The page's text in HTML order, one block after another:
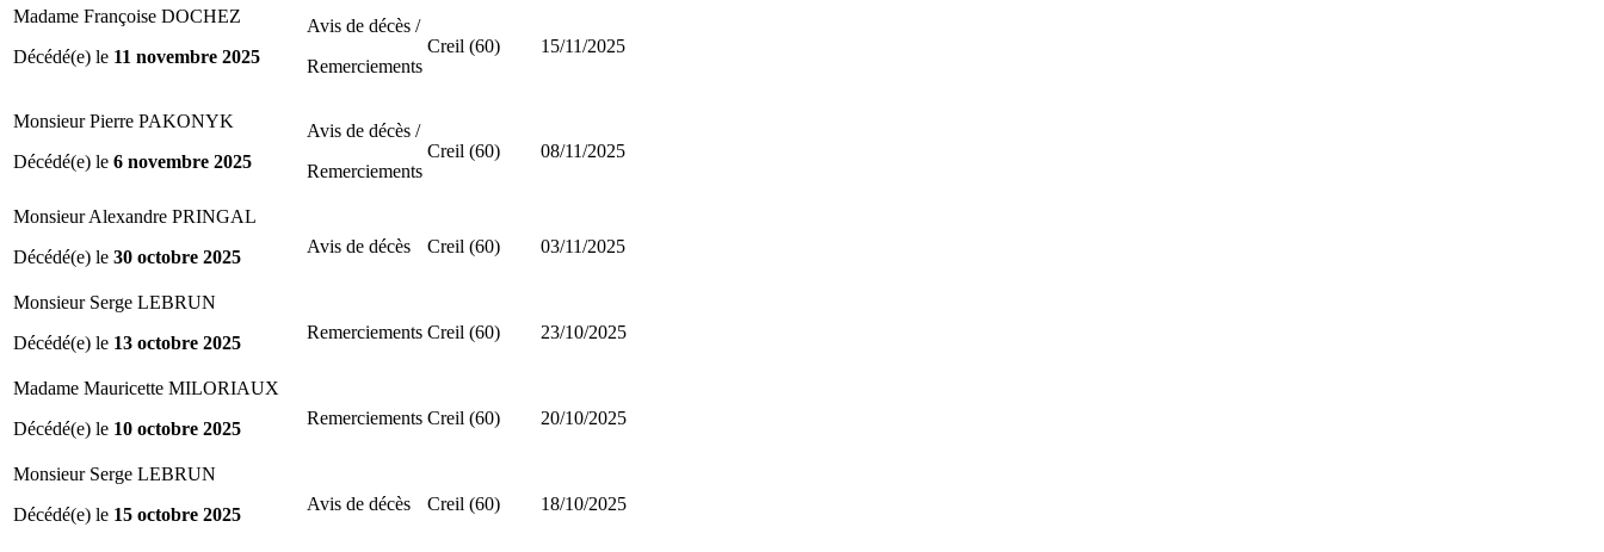
Madame Françoise DOCHEZ
Décédé(e) le 11 novembre 2025
Avis de décès /
Remerciements
Creil (60) 15/11/2025
Monsieur Pierre PAKONYK
Décédé(e) le 6 novembre 2025
Avis de décès /
Remerciements
Creil (60) 08/11/2025
Monsieur Alexandre PRINGAL
Décédé(e) le 30 octobre 2025
Avis de décès Creil (60) 03/11/2025
Monsieur Serge LEBRUN
Décédé(e) le 13 octobre 2025
Remerciements Creil (60) 23/10/2025
Madame Mauricette MILORIAUX
Décédé(e) le 10 octobre 2025
Remerciements Creil (60) 20/10/2025
Monsieur Serge LEBRUN
Décédé(e) le 15 octobre 2025
Avis de décès Creil (60) 18/10/2025